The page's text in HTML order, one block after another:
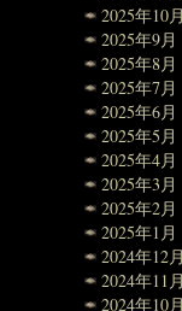
2025年10月
2025年9月
2025年8月
2025年7月
2025年6月
2025年5月
2025年4月
2025年3月
2025年2月
2025年1月
2024年12月
2024年11月
2024年10月